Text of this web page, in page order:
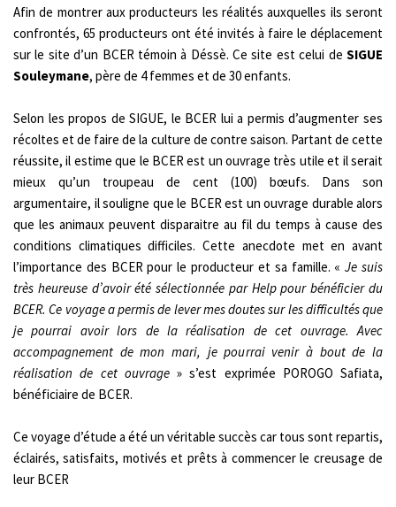
Afin de montrer aux producteurs les réalités auxquelles ils seront
confrontés, 65 producteurs ont été invités à faire le déplacement
sur le site d’un BCER témoin à Déssè. Ce site est celui de SIGUE
Souleymane, père de 4 femmes et de 30 enfants.
Selon les propos de SIGUE, le BCER lui a permis d’augmenter ses
récoltes et de faire de la culture de contre saison. Partant de cette
réussite, il estime que le BCER est un ouvrage très utile et il serait
mieux qu’un troupeau de cent (100) bœufs. Dans son
argumentaire, il souligne que le BCER est un ouvrage durable alors
que les animaux peuvent disparaitre au fil du temps à cause des
conditions climatiques difficiles. Cette anecdote met en avant
l’importance des BCER pour le producteur et sa famille. «Je suis
très heureuse d’avoir été sélectionnée par Help pour bénéficier du
BCER. Ce voyage a permis de lever mes doutes sur les difficultés que
je pourrai avoir lors de la réalisation de cet ouvrage. Avec
accompagnement de mon mari, je pourrai venir à bout de la
réalisation de cet ouvrage» s’est exprimée POROGO Safiata,
bénéficiaire de BCER.
Ce voyage d’étude a été un véritable succès car tous sont repartis,
éclairés, satisfaits, motivés et prêts à commencer le creusage de
leur BCER